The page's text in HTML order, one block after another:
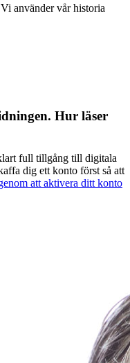
använder vår historia
Hur läser
full tillgång till digitala
dig ett konto först så att
att aktivera ditt konto